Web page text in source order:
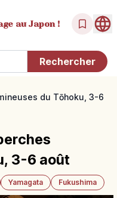
au Japon !
du Tōhoku, 3-6
3-6 août
Yamagata Fukushima